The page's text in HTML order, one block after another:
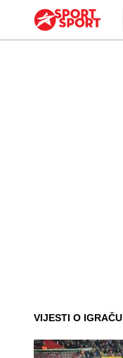
VIJESTI O IGRAČU